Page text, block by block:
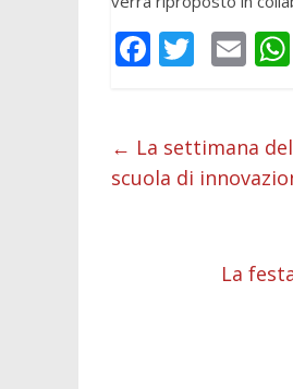
F
b
o
T
er
E
l
← La settimana
scuola di
La